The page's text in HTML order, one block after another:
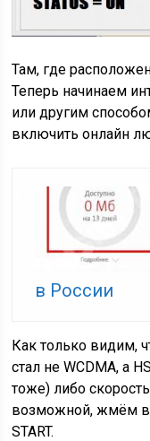
Там, где
Теперь начинаем
или другим
включить онлайн
в России
Как только видим,
стал не WCDMA, а
тоже) либо
возможной, жмём в
START.